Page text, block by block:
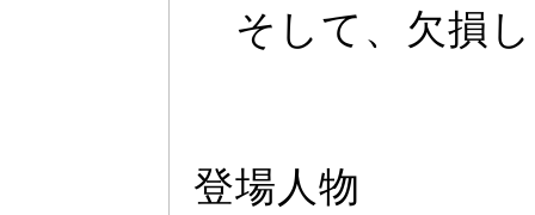
そして、欠損
登場人物